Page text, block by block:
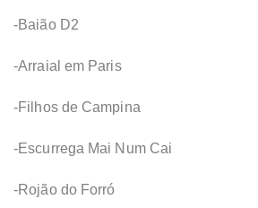
-Baião D2
-Arraial em Paris
-Filhos de Campina
-Escurrega Mai Num Cai
-Rojão do Forró